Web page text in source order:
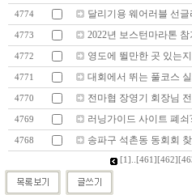
4774 달리기용 웨어러블 선
4773 2022년 보스턴마라톤 참
4772 영도에 뛸만한 곳 있는지
4771 대회에서 뛰는 풀코스
4770 전마협 장영기 회장님
4769 러닝가이드 사이트 폐쇠
4768 송파구 석촌동 동회회
[1] [461] [462]